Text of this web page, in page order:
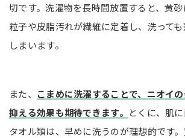
切です。洗濯物を長時間放置すると、黄
粒子や皮脂汚れが繊維に定着し、洗って
しまいます。
また、 こまめに洗濯することで、ニオイ
抑える効果も期待できます。 とくに、肌
タオル類は、早めに洗うのが理想的です